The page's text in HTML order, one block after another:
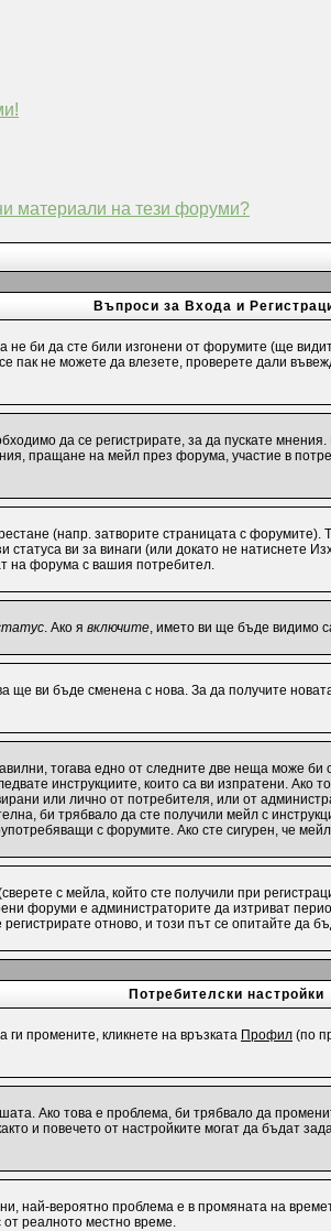
материали на тези форуми?
Въпроси за Входа и
не би да сте били изгонени от форумите (ще
пак не можете да влезете, проверете дали
да се регистрирате, за да пускате
пращане на мейл през форума, участие в
(напр. затворите страницата с
статуса ви за винаги (или докато не натиснете
на форума с вашия потребител.
. Ако я включите, името ви ще бъде видимо
ще ви бъде сменена с нова. За да получите
тогава едно от следните две неща може би
инструкциите, които са ви изпратени.
или лично от потребителя, или от
би трябвало да сте получили мейл с
с форумите. Ако сте сигурен, че
с мейла, който сте получили при
форуми е администраторите да изтриват
отново, и този път се опитайте да
Потребителски настройки
ги промените, кликнете на връзката Профил (по
Ако това е проблема, би трябвало да
и повечето от настройките могат да бъдат
най-вероятно проблема е в промяната на
от реалното местно време.